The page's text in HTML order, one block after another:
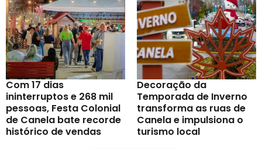
Com 17 dias
ininterruptos e 268 mil
pessoas, Festa Colonial
de Canela bate recorde
histórico de vendas
Decoração da
Temporada de Inverno
transforma as ruas de
Canela e impulsiona o
turismo local